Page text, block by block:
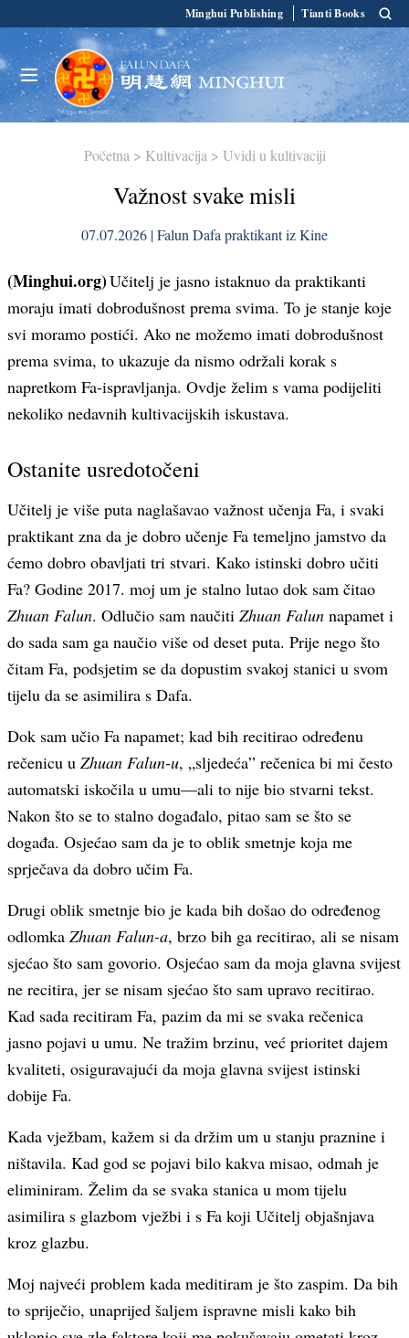
Minghui Publishing Tianti Books
Početna > Kultivacija > Uvidi u kultivaciji
Važnost svake misli
07.07.2026 | Falun Dafa praktikant iz Kine
(Minghui.org)Učitelj je jasno istaknuo da praktikanti
moraju imati dobrodušnost prema svima. To je stanje koje
svi moramo postići. Ako ne možemo imati dobrodušnost
prema svima, to ukazuje da nismo održali korak s
napretkom Fa-ispravljanja. Ovdje želim s vama podijeliti
nekoliko nedavnih kultivacijskih iskustava.
Ostanite usredotočeni
Učitelj je više puta naglašavao važnost učenja Fa, i svaki
praktikant zna da je dobro učenje Fa temeljno jamstvo da
ćemo dobro obavljati tri stvari. Kako istinski dobro učiti
Fa? Godine 2017. moj um je stalno lutao dok sam čitao
Zhuan Falun. Odlučio sam naučiti Zhuan Falun napamet i
do sada sam ga naučio više od deset puta. Prije nego što
čitam Fa, podsjetim se da dopustim svakoj stanici u svom
tijelu da se asimilira s Dafa.
Dok sam učio Fa napamet; kad bih recitirao određenu
rečenicu u Zhuan Falun-u, „sljedeća” rečenica bi mi često
automatski iskočila u umu—ali to nije bio stvarni tekst.
Nakon što se to stalno događalo, pitao sam se što se
događa. Osjećao sam da je to oblik smetnje koja me
sprječava da dobro učim Fa.
Drugi oblik smetnje bio je kada bih došao do određenog
odlomka Zhuan Falun-a, brzo bih ga recitirao, ali se nisam
sjećao što sam govorio. Osjećao sam da moja glavna svijest
ne recitira, jer se nisam sjećao što sam upravo recitirao.
Kad sada recitiram Fa, pazim da mi se svaka rečenica
jasno pojavi u umu. Ne tražim brzinu, već prioritet dajem
kvaliteti, osiguravajući da moja glavna svijest istinski
dobije Fa.
Kada vježbam, kažem si da držim um u stanju praznine i
ništavila. Kad god se pojavi bilo kakva misao, odmah je
eliminiram. Želim da se svaka stanica u mom tijelu
asimilira s glazbom vježbi i s Fa koji Učitelj objašnjava
kroz glazbu.
Moj najveći problem kada meditiram je što zaspim. Da bih
to spriječio, unaprijed šaljem ispravne misli kako bih